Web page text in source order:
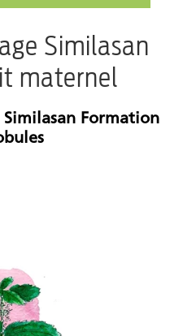
Similasan
maternel
Formation